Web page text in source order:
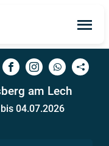
am Lech
04.07.2026